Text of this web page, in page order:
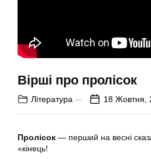
Вірші про пролісок
Література 18 Жовтня,
Пролісок — перший на весні
«кінець!